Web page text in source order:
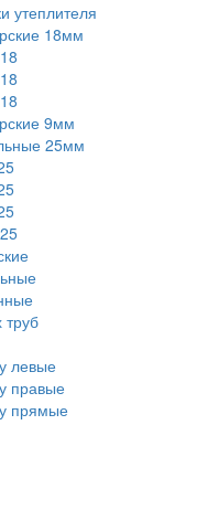
утеплителя
18мм
9мм
25мм
левые
правые
прямые